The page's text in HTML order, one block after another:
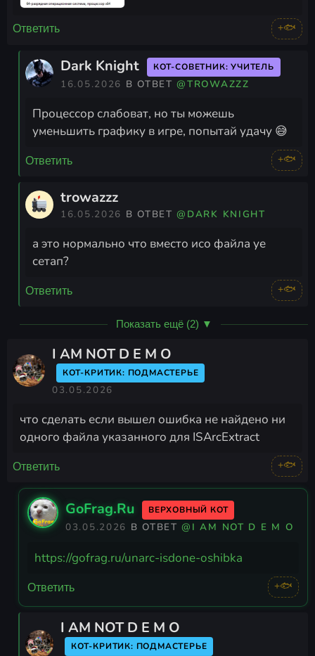
Ответить +🐟
Dark Knight КОТ-СОВЕТНИК: УЧИТЕЛЬ
16.05.2026 В ОТВЕТ@TROWAZZZ
Процессор слабоват, но ты можешь
уменьшить графику в игре, попытай удачу 😅
Ответить +🐟
trowazzz
16.05.2026 В ОТВЕТ@DARK KNIGHT
а это нормально что вместо исо файла уе
сетап?
Ответить +🐟
Показать ещё (2) ▼
I AM NOT D E M O
КОТ-КРИТИК: ПОДМАСТЕРЬЕ
03.05.2026
что сделать если вышел ошибка не найдено ни
одного файла указанного для ISArcExtract
Ответить +🐟
GoFrag.Ru ВЕРХОВНЫЙ КОТ
03.05.2026 В ОТВЕТ@I AM NOT D E M O
https://gofrag.ru/unarc-isdone-oshibka
Ответить +🐟
I AM NOT D E M O
КОТ-КРИТИК: ПОДМАСТЕРЬЕ